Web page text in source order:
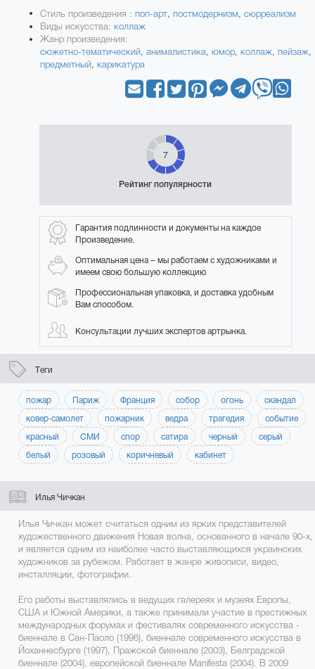
Стиль произведения : поп-арт,постмодернизм,сюрреализм
Виды искусства:коллаж
Жанр произведения:
сюжетно-тематический,анималистика,юмор,коллаж,пейзаж,
предметный,карикатура
7
Рейтинг популярности
Гарантия подлинности и документы на каждое
Произведение.
Оптимальная цена – мы работаем с художниками и
имеем свою большую коллекцию
Профессиональная упаковка, и доставка удобным
Вам способом.
Консультации лучших экспертов артрынка.
Теги
пожар Париж Франция собор огонь
скандал
ковер-самолет
пожарник ведра трагедия
событие
красный
СМИ спор сатира черный
серый
белый
розовый коричневый кабинет
Илья Чичкан
Илья Чичкан может считаться одним из ярких представителей
художественного движения Новая волна, основанного в начале 90-х,
и является одним из наиболее часто выставляющихся украинских
художников за рубежом. Работает в жанре живописи, видео,
инсталляции, фотографии.
Его работы выставлялись в ведущих галереях и музеях Европы,
США и Южной Америки, а также принимали участие в престижных
международных форумах и фестивалях современного искусства -
биеннале в Сан-Паоло (1996), биеннале современного искусства в
Йоханнесбурге (1997), Пражской биеннале (2003), Белградской
биеннале (2004), европейской биеннале Manifesta (2004). В 2009